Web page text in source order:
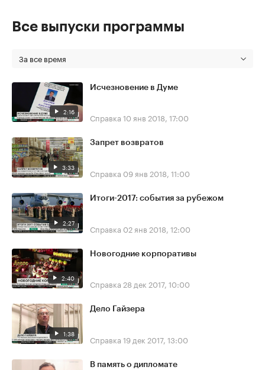
Все выпуски программы
За все время
2:16
Исчезновение в Думе
Справка 10 янв 2018, 17:00
3:33
Запрет возвратов
Справка 09 янв 2018, 11:00
2:27
Итоги-2017: события за рубежом
Справка 02 янв 2018, 12:00
2:40
Новогодние корпоративы
Справка 28 дек 2017, 10:00
1:38
Дело Гайзера
Справка 19 дек 2017, 13:00
В память о дипломате